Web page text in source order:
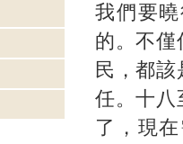
我們要
的。不僅
民，都
任。十八
了，現